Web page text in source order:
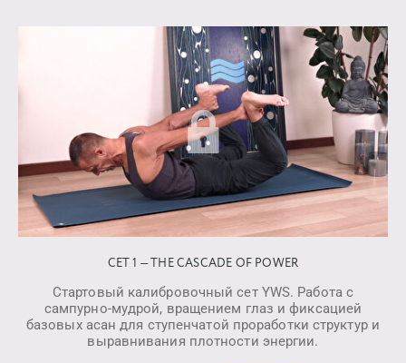
СЕТ 1 — THE CASCADE OF POWER
Стартовый калибровочный сет YWS. Работа с
сампурно-мудрой, вращением глаз и фиксацией
базовых асан для ступенчатой проработки структур и
выравнивания плотности энергии.